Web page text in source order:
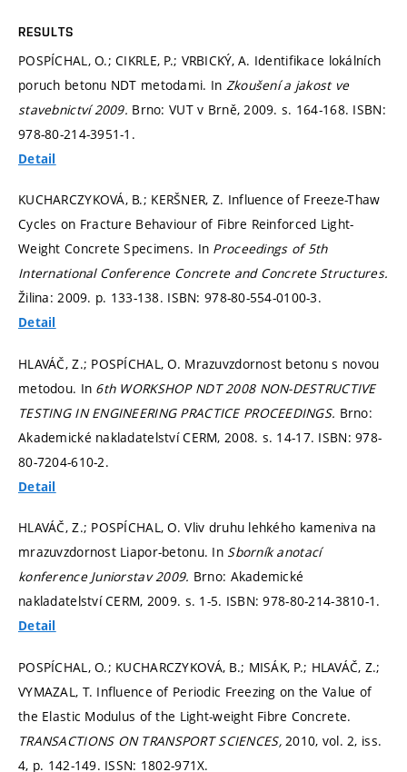
RESULTS
POSPÍCHAL, O.; CIKRLE, P.; VRBICKÝ, A. Identifikace lokálních
poruch betonu NDT metodami. In Zkoušení a jakost ve
stavebnictví 2009. Brno: VUT v Brně, 2009.s. 164-168. ISBN:
978-80-214-3951-1.
Detail
KUCHARCZYKOVÁ, B.; KERŠNER, Z. Influence of Freeze-Thaw
Cycles on Fracture Behaviour of Fibre Reinforced Light-
Weight Concrete Specimens. In Proceedings of 5th
International Conference Concrete and Concrete Structures.
Žilina: 2009. p. 133-138. ISBN: 978-80-554-0100-3.
Detail
HLAVÁČ, Z.; POSPÍCHAL, O. Mrazuvzdornost betonu s novou
metodou. In 6th WORKSHOP NDT 2008 NON-DESTRUCTIVE
TESTING IN ENGINEERING PRACTICE PROCEEDINGS. Brno:
Akademické nakladatelství CERM, 2008. s. 14-17. ISBN: 978-
80-7204-610-2.
Detail
HLAVÁČ, Z.; POSPÍCHAL, O. Vliv druhu lehkého kameniva na
mrazuvzdornost Liapor-betonu. In Sborník anotací
konference Juniorstav 2009. Brno: Akademické
nakladatelství CERM, 2009. s. 1-5. ISBN: 978-80-214-3810-1.
Detail
POSPÍCHAL, O.; KUCHARCZYKOVÁ, B.; MISÁK, P.; HLAVÁČ, Z.;
VYMAZAL, T. Influence of Periodic Freezing on the Value of
the Elastic Modulus of the Light-weight Fibre Concrete.
TRANSACTIONS ON TRANSPORT SCIENCES, 2010, vol. 2, iss.
4, p. 142-149. ISSN: 1802-971X.